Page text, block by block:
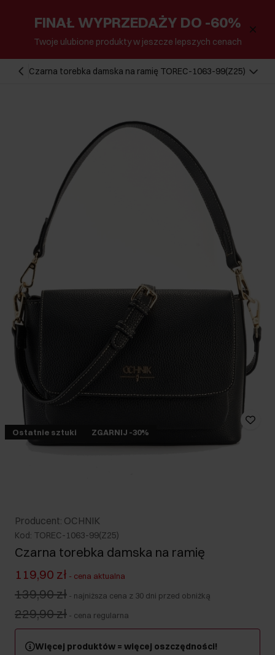
FINAŁ WYPRZEDAŻY DO -60%
Twoje ulubione produkty w jeszcze lepszych cenach
Czarna torebka damska na ramię TOREC-1063-99(Z25)
Ostatnie sztuki ZGARNIJ -30%
Producent: OCHNIK
Kod: TOREC-1063-99(Z25)
Czarna torebka damska na ramię
119,90 zł - cena aktualna
139,90 zł - najniższa cena z 30 dni przed obniżką
229,90 zł - cena regularna
Więcej produktów = więcej oszczędności!